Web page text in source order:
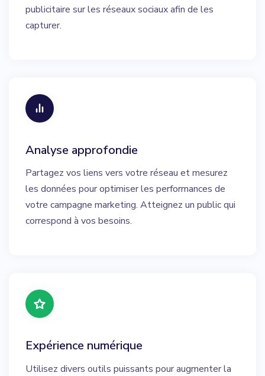
publicitaire sur les réseaux sociaux afin de les
capturer.
Analyse approfondie
Partagez vos liens vers votre réseau et mesurez
les données pour optimiser les performances de
votre campagne marketing. Atteignez un public qui
correspond à vos besoins.
Expérience numérique
Utilisez divers outils puissants pour augmenter la